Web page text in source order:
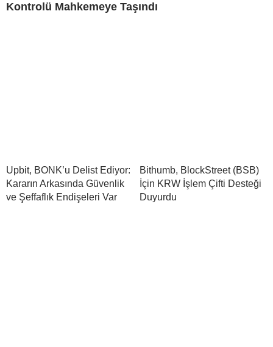
Kontrolü Mahkemeye Taşındı
Upbit, BONK’u Delist Ediyor:
Kararın Arkasında Güvenlik
ve Şeffaflık Endişeleri Var
Bithumb, BlockStreet (BSB)
İçin KRW İşlem Çifti Desteği
Duyurdu